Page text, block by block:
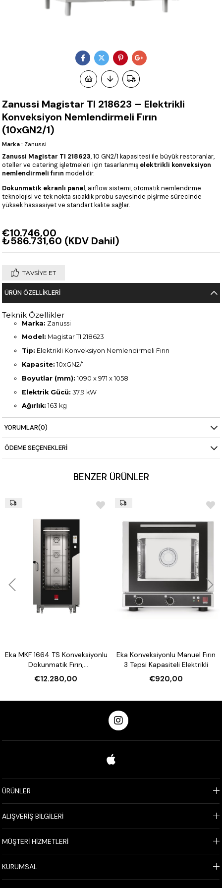
Zanussi Magistar TI 218623 – Elektrikli
Konveksiyon Nemlendirmeli Fırın
(10xGN2/1)
Marka : Zanussi
Zanussi Magistar TI 218623, 10 GN2/1 kapasitesi ile büyük restoranlar,
oteller ve catering işletmeleri için tasarlanmış elektrikli konveksiyon
nemlendirmeli fırın modelidir.
Dokunmatik ekranlı panel, airflow sistemi, otomatik nemlendirme
teknolojisi ve tek nokta sıcaklık probu sayesinde pişirme sürecinde
yüksek hassasiyet ve standart kalite sağlar.
€10.746,00
₺586.731,60 (KDV Dahil)
TAVSIYE ET
ÜRÜN ÖZELLIKLERI
Teknik Özellikler
Marka: Zanussi
Model: Magistar TI 218623
Tip: Elektrikli Konveksiyon Nemlendirmeli Fırın
Kapasite: 10xGN2/1
Boyutlar (mm): 1090 x 971 x 1058
Elektrik Gücü: 37,9 kW
Ağırlık: 163 kg
YORUMLAR(0)
ÖDEME SEÇENEKLERI
BENZER ÜRÜNLER
Eka MKF 1664 TS Konveksiyonlu
Dokunmatik Fırın,
Nemlendirmeli 16 Tepsi
Kapasiteli Elektrikli
€12.280,00
Eka Konveksiyonlu Manuel Fırın
3 Tepsi Kapasiteli Elektrikli
€920,00
ÜRÜNLER
ALIŞVERİŞ BİLGİLERİ
MÜŞTERİ HİZMETLERİ
KURUMSAL